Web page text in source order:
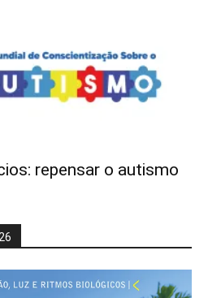
repensar o autismo